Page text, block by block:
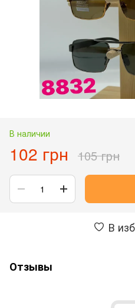
В наличии
102 грн 105 грн
В
Отзывы